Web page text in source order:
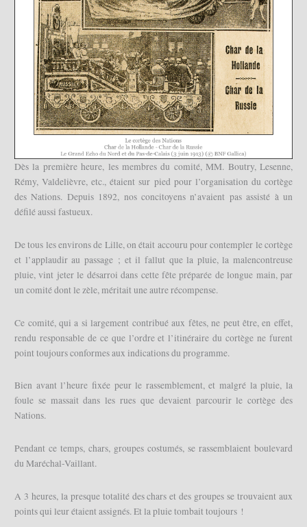
Dès la première heure, les membres du comité, MM. Boutry, Lesenne,
Rémy, Valdelièvre, etc., étaient sur pied pour l’organisation du cortège
des Nations. Depuis 1892, nos concitoyens n’avaient pas assisté à un
défilé aussi fastueux.
De tous les environs de Lille, on était accouru pour contempler le cortège
et l’applaudir au passage ; et il fallut que la pluie, la malencontreuse
pluie, vint jeter le désarroi dans cette fête préparée de longue main, par
un comité dont le zèle, méritait une autre récompense.
Ce comité, qui a si largement contribué aux fêtes, ne peut être, en effet,
rendu responsable de ce que l’ordre et l’itinéraire du cortège ne furent
point toujours conformes aux indications du programme.
Bien avant l’heure fixée peur le rassemblement, et malgré la pluie, la
foule se massait dans les rues que devaient parcourir le cortège des
Nations.
Pendant ce temps, chars, groupes costumés, se rassemblaient boulevard
du Maréchal-Vaillant.
A 3 heures, la presque totalité des chars et des groupes se trouvaient aux
points qui leur étaient assignés. Et la pluie tombait toujours !